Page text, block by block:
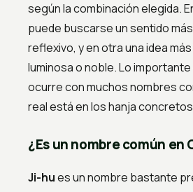
según la combinación elegida.
puede buscarse un sentido
reflexivo, y en otra una idea
luminosa o noble. Lo
ocurre con muchos nombres
real está en los hanja
¿Es un nombre común en
Ji-hues un nombre bastante